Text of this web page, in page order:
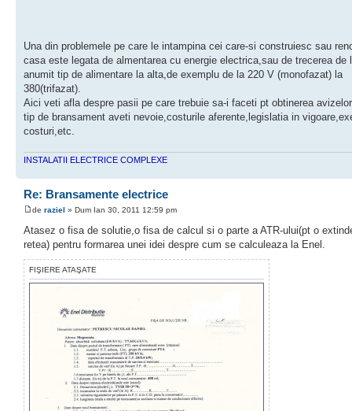
Una din problemele pe care le intampina cei care-si construiesc sau
casa este legata de almentarea cu energie electrica,sau de trecerea de
anumit tip de alimentare la alta,de exemplu de la 220 V (monofazat) la
380(trifazat).
Aici veti afla despre pasii pe care trebuie sa-i faceti pt obtinerea
tip de bransament aveti nevoie,costurile aferente,legislatia in
costuri,etc.
INSTALATII ELECTRICE COMPLEXE
Re: Bransamente electrice
de raziel » Dum Ian 30, 2011 12:59 pm
Atasez o fisa de solutie,o fisa de calcul si o parte a ATR-ului(pt o
retea) pentru formarea unei idei despre cum se calculeaza la Enel.
FIŞIERE ATAŞATE